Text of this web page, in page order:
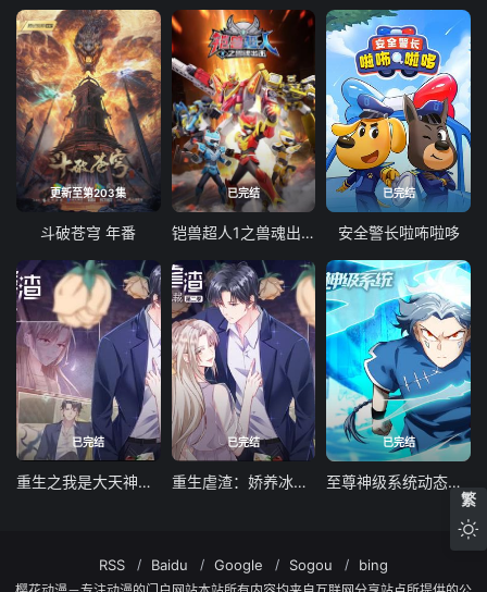
更新至第203集
斗破苍穹 年番
已完结
铠兽超人1之兽魂出击
已完结
安全警长啦咘啦哆
已完结
重生之我是大天神动态漫画第一季
已完结
重生虐渣：娇养冰山总裁动态漫画
已完结
至尊神级系统动态漫画第一季
繁
RSS Baidu Google Sogou bing